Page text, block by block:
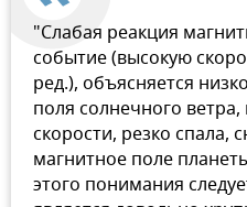
"Слабая реакция
событие (высокую
ред.), объясняется
поля солнечного
скорости, резко спала,
магнитное поле
этого понимания